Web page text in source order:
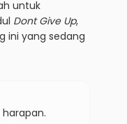
untuk
Dont Give Up,
ini yang sedang
harapan.